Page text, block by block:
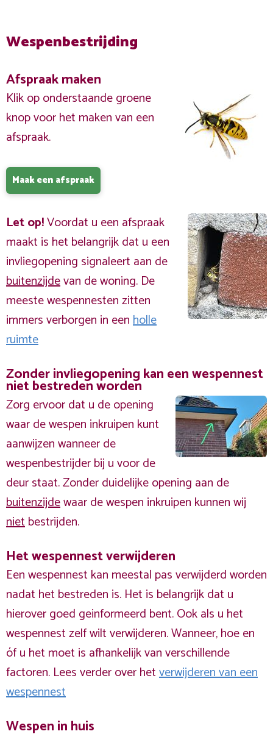
Wespenbestrijding
Afspraak maken
Klik op onderstaande groene
knop voor het maken van een
afspraak.
Maak een afspraak
Let op!Voordat u een afspraak
maakt is het belangrijk dat u een
invliegopening signaleert aan de
buitenzijdevan de woning. De
meeste wespennesten zitten
immers verborgen in eenholle
ruimte
Zonder invliegopening kan een wespennest
niet bestreden worden
Zorg ervoor dat u de opening
waar de wespen inkruipen kunt
aanwijzen wanneer de
wespenbestrijder bij u voor de
deur staat. Zonder duidelijke opening aan de
buitenzijdewaar de wespen inkruipen kunnen wij
nietbestrijden.
Het wespennest verwijderen
Een wespennest kan meestal pas verwijderd worden
nadat het bestreden is. Het is belangrijk dat u
hierover goed geinformeerd bent. Ook als u het
wespennest zelf wilt verwijderen. Wanneer, hoe en
óf u het moet is afhankelijk van verschillende
factoren. Lees verder over hetverwijderen van een
wespennest
Wespen in huis